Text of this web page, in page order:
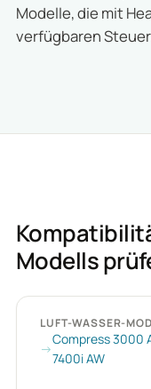
Modelle, die mit
verfügbaren
Modells
LUFT-WASSER-
Compress 3000
7400i AW